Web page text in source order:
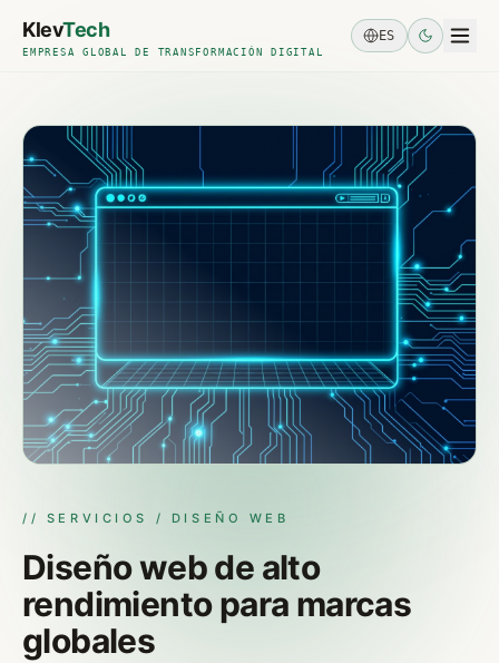
KlevTech
EMPRESA GLOBAL DE TRANSFORMACIÓN DIGITAL
ES
// SERVICIOS / DISEÑO WEB
Diseño web de alto
rendimiento para marcas
globales